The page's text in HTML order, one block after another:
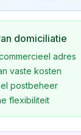
domiciliatie
adres
vaste kosten
postbeheer
flexibiliteit